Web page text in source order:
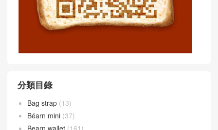
分類目錄
Bag strap (13)
Béarn mini (37)